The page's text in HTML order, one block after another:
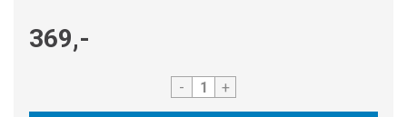
369,-
- +